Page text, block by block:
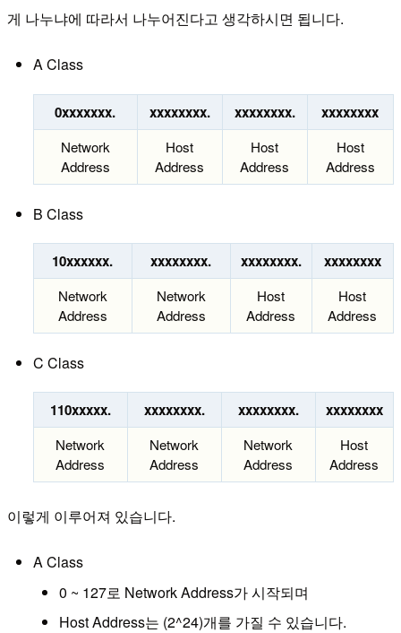
게 나누냐에 따라서 나누어진다고 생각하시면 됩니다.
A Class
0xxxxxxx. xxxxxxxx. xxxxxxxx. xxxxxxxx
Network
Address
Host
Address
Host
Address
Host
Address
B Class
10xxxxxx. xxxxxxxx. xxxxxxxx. xxxxxxxx
Network
Address
Network
Address
Host
Address
Host
Address
C Class
110xxxxx. xxxxxxxx. xxxxxxxx. xxxxxxxx
Network
Address
Network
Address
Network
Address
Host
Address
이렇게 이루어져 있습니다.
A Class
0 ~ 127로 Network Address가 시작되며
Host Address는 (2^24)개를 가질 수 있습니다.